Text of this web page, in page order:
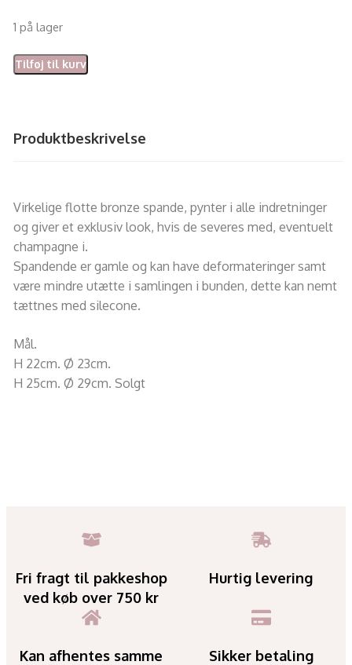
1 på lager
Tilføj til kurv
Produktbeskrivelse
Virkelige flotte bronze spande, pynter i alle indretninger
og giver et exklusiv look, hvis de severes med, eventuelt
champagne i.
Spandende er gamle og kan have deformateringer samt
være mindre utætte i samlingen i bunden, dette kan nemt
tættnes med silecone.
Mål.
H 22cm. Ø 23cm.
H 25cm. Ø 29cm. Solgt
Fri fragt til pakkeshop
ved køb over 750 kr
Hurtig levering
Kan afhentes samme
Sikker betaling